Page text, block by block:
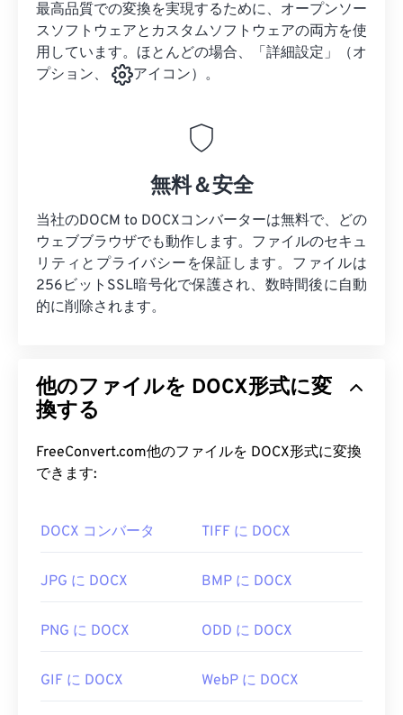
最高品質での変換を実現するために、オープンソー
スソフトウェアとカスタムソフトウェアの両方を使
用しています。ほとんどの場合、「詳細設定」（オ
プション、
アイコン）。
無料＆安全
当社のDOCM to DOCXコンバーターは無料で、どの
ウェブブラウザでも動作します。ファイルのセキュ
リティとプライバシーを保証します。ファイルは
256ビットSSL暗号化で保護され、数時間後に自動
的に削除されます。
他のファイルを DOCX形式に変
換する
FreeConvert.com他のファイルを DOCX形式に変換
できます:
DOCX コンバータ TIFF に DOCX
JPG に DOCX BMP に DOCX
PNG に DOCX ODD に DOCX
GIF に DOCX WebP に DOCX